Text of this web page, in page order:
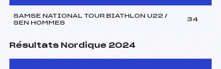
SAMSE NATIONAL TOUR BIATHLON U22 /
SEN HOMMES
34
Résultats Nordique 2024